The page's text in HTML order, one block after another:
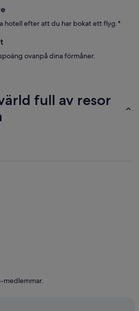
hotell efter att du har bokat ett flyg.*
ovanpå dina förmåner.
full av resor
medlemmar.